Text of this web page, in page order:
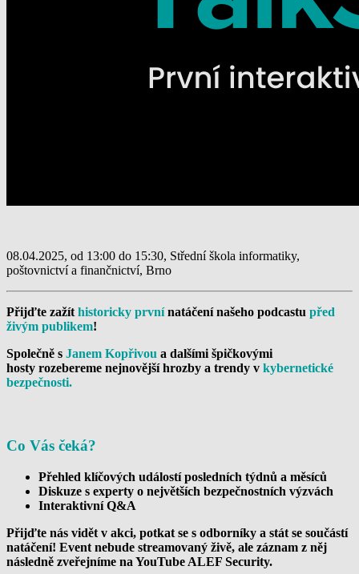
08.04.2025, od 13:00 do 15:30, Střední škola informatiky,
poštovnictví a finančnictví, Brno
Přijďte zažít historicky prvnínatáčení našeho podcastu před
živým publikem!
Společně s Janem Kopřivou a dalšími špičkovými
hosty rozebereme nejnovější hrozby a trendy v kybernetické
bezpečnosti.
Co Vás čeká?
Přehled klíčových událostí posledních týdnů a měsíců
Diskuze s experty o největších bezpečnostních výzvách
Interaktivní Q&A
Přijďte nás vidět v akci, potkat se s odborníky a stát se součástí
natáčení! Event nebude streamovaný živě, ale záznam z něj
následně zveřejníme na YouTube ALEF Security.